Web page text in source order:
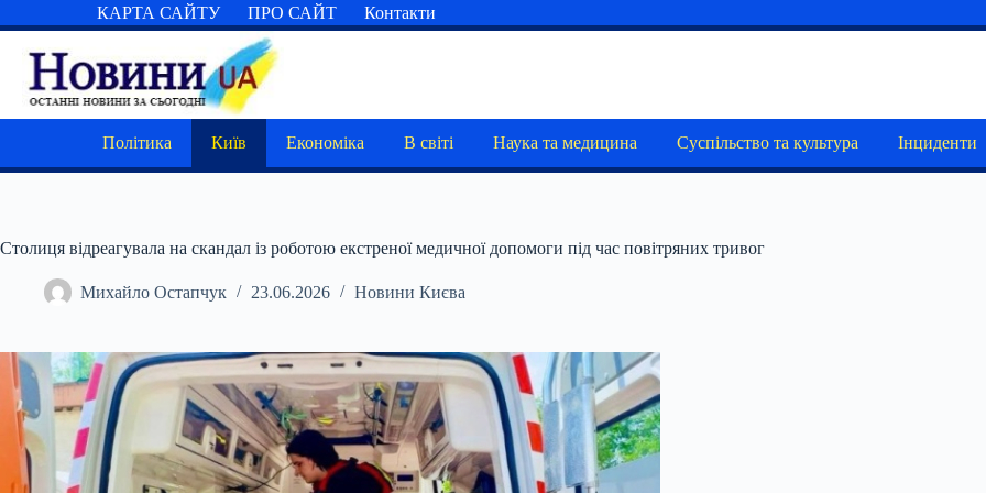
до
вмісту
КАРТА САЙТУ ПРО САЙТ Контакти
Політика Київ Економіка В світі Наука та медицина Суспільство та культура Інциденти
Столиця відреагувала на скандал із роботою екстреної медичної допомоги під час повітряних тривог
Михайло Остапчук 23.06.2026 Новини Києва